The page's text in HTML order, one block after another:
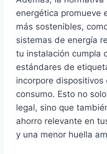
energética promueve
más sostenibles,
sistemas de energía
tu instalación cumpla
estándares de
incorpore
consumo. Esto no
legal, sino que
ahorro relevante en
y una menor huella